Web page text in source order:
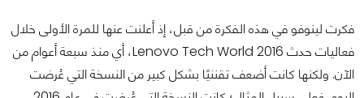
فكرت لينوفو في هذه الفكرة من قبل، إذ أعلنت عنها للمرة الأولى خلال
فعاليات حدث Lenovo Tech World 2016، أي منذ سبعة أعوام من
الآن. ولكنها كانت أضعف تقننيًا بشكل كبير من النسخة التي عُرضت